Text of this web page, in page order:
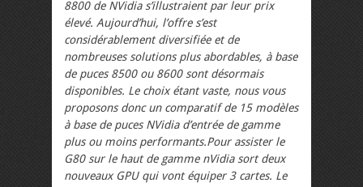
8800 de NVidia s’illustraient par leur prix
élevé. Aujourd’hui, l’offre s’est
considérablement diversifiée et de
nombreuses solutions plus abordables, à base
de puces 8500 ou 8600 sont désormais
disponibles. Le choix étant vaste, nous vous
proposons donc un comparatif de 15 modèles
à base de puces NVidia d’entrée de gamme
plus ou moins performants.Pour assister le
G80 sur le haut de gamme nVidia sort deux
nouveaux GPU qui vont équiper 3 cartes. Le